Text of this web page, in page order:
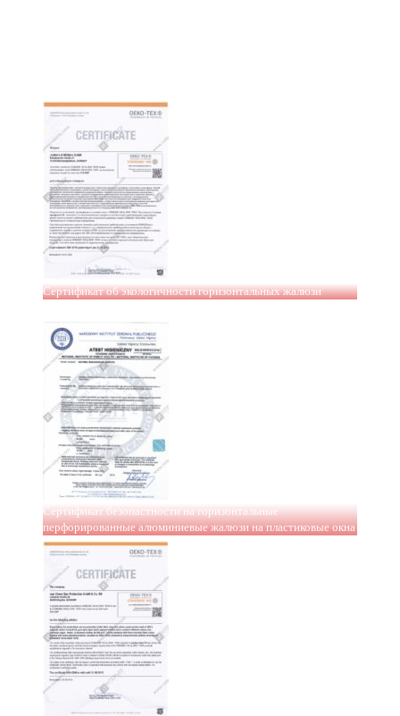
Сертификат об экологичности горизонтальных жалюзи
Сертификат безопастности на горизонтальные
перфорированные алюминиевые жалюзи на пластиковые окна